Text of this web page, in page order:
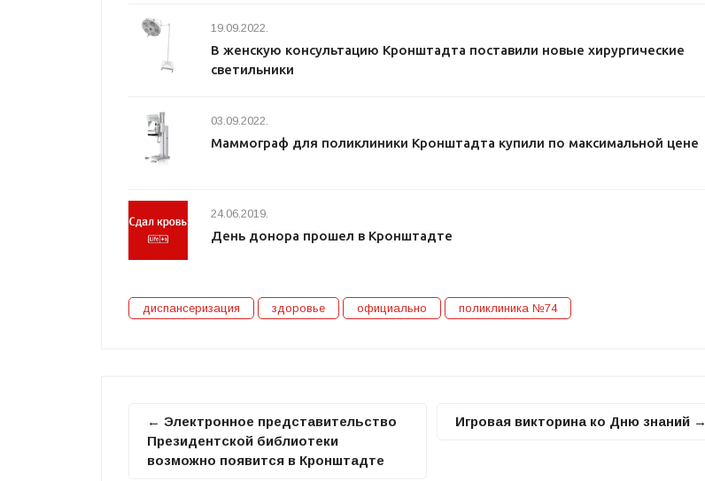
19.09.2022.
В женскую консультацию Кронштадта поставили новые хирургические
светильники
03.09.2022.
Маммограф для поликлиники Кронштадта купили по максимальной цене
24.06.2019.
День донора прошел в Кронштадте
диспансеризация здоровье официально поликлиника №74
← Электронное представительство
Президентской библиотеки
возможно появится в Кронштадте
Игровая викторина ко Дню знаний →